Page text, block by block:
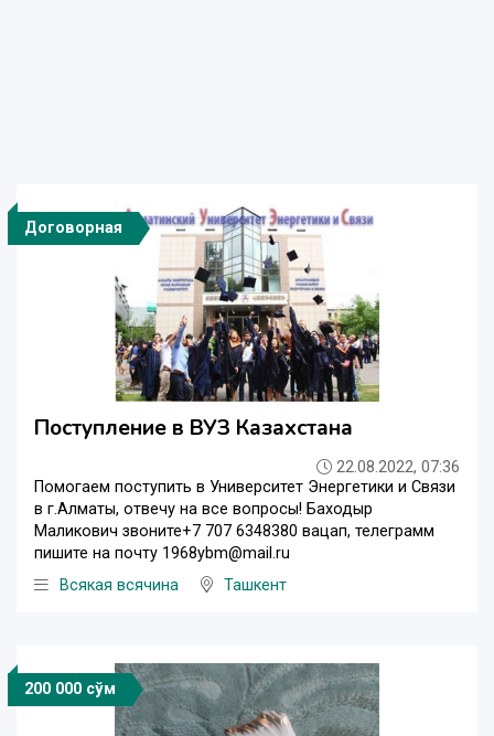
Договорная
Поступление в ВУЗ Казахстана
22.08.2022, 07:36
Помогаем поступить в Университет Энергетики и Связи
в г.Алматы, отвечу на все вопросы! Баходыр
Маликович звоните+7 707 6348380 вацап, телеграмм
пишите на почту 1968ybm@mail.ru
Всякая всячина
Ташкент
200 000 сўм